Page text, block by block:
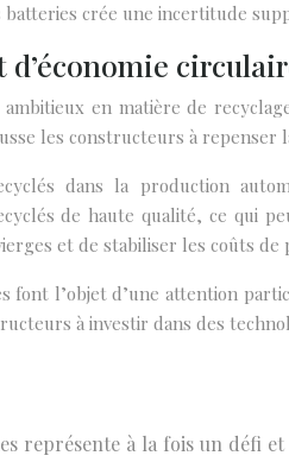
batteries crée une incertitude
d’économie
ambitieux en matière de
les constructeurs à
dans la production
de haute qualité, ce
et de stabiliser les coûts de
font l’objet d’une attention
à investir dans des
représente à la fois un défi